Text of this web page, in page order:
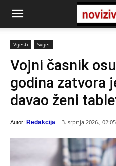
Vijesti Svijet
Vojni časnik
godina zatvora
davao ženi
Autor: Redakcija 3. srpnja 2026., 02:05